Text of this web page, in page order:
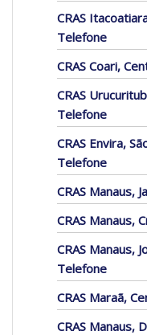
CRAS
Telefone
CRAS Coari,
CRAS
Telefone
CRAS Envira,
Telefone
CRAS Manaus,
CRAS Manaus,
CRAS Manaus,
Telefone
CRAS Maraã,
CRAS Manaus,